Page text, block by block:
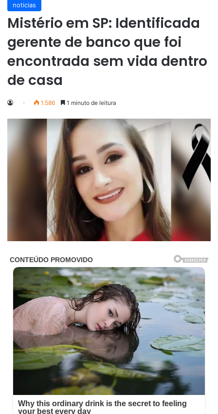
noticias
Mistério em SP: Identificada
gerente de banco que foi
encontrada sem vida dentro
de casa
1.586 1 minuto de leitura